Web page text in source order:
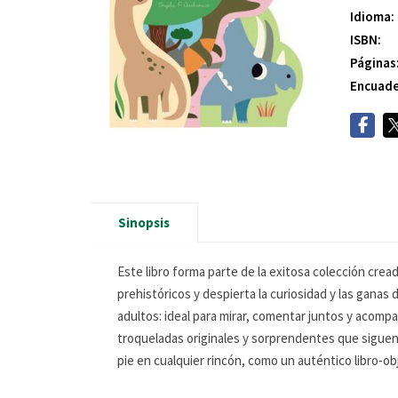
Idioma:
ISBN:
Sinopsis
Este libro forma parte de la exitosa colección
prehistóricos y despierta la curiosidad y las
adultos: ideal para mirar, comentar juntos y
troqueladas originales y sorprendentes que
pie en cualquier rincón, como un auténtico libro-